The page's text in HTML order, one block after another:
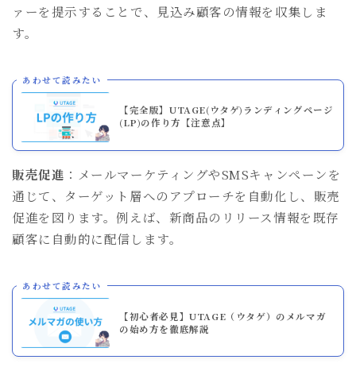
ァーを提示することで、見込み顧客の情報を収集しま
す。
あわせて読みたい
【完全版】UTAGE(ウタゲ)ランディングページ
(LP)の作り方【注意点】
販売促進 ：メールマーケティングやSMSキャンペーンを
通じて、ターゲット層へのアプローチを自動化し、販売
促進を図ります。例えば、新商品のリリース情報を既存
顧客に自動的に配信します。
あわせて読みたい
【初心者必見】UTAGE（ウタゲ）のメルマガ
の始め方を徹底解説